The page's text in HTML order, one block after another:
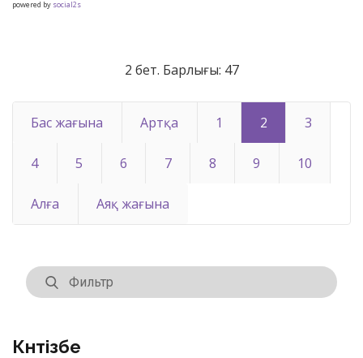
powered by social2s
2 бет. Барлығы: 47
Бас жағына Артқа 1 2 3
4 5 6 7 8 9 10
Алға Аяқ жағына
Күнтізбе